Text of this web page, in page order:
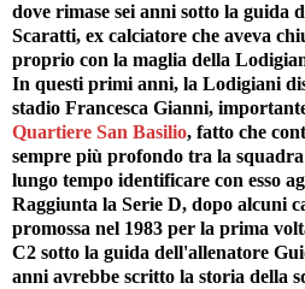
dove rimase sei anni sotto la guida
Scaratti, ex calciatore che aveva
proprio con la maglia della
In questi primi anni, la Lodigiani
stadio Francesca Gianni,
Quartiere San Basilio, fatto che
sempre più profondo tra la
lungo tempo identificare con esso
Raggiunta la Serie D, dopo alcuni
promossa nel 1983 per la prima
C2 sotto la guida dell'allenatore
anni avrebbe scritto la storia della